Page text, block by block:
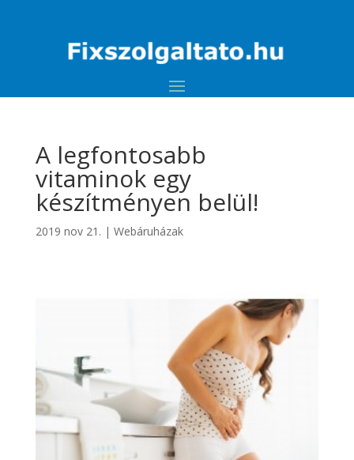
A legfontosabb
vitaminok egy
készítményen belül!
2019 nov 21. | Webáruházak